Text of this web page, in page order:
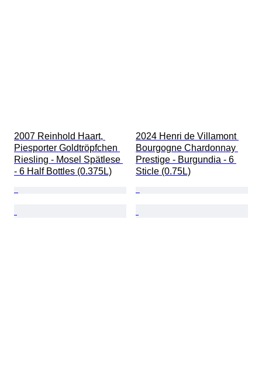
2007 Reinhold Haart,
Piesporter Goldtröpfchen
Riesling - Mosel Spätlese
- 6 Half Bottles (0.375L)
2024 Henri de Villamont
Bourgogne Chardonnay
Prestige - Burgundia - 6
Sticle (0.75L)